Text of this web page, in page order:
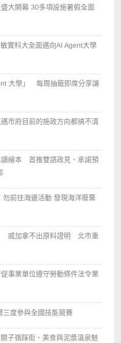
盛大開幕 30多項設施暑假全面
實科大全面邁向AI Agent大學
大學」 每周抽籤即席分享讓
市府目前的施政方向都搞不清
讀繪本 首推雙語政見、承諾預
勿前往海邊活動 發現海洋廢棄
威加拿不出原料證明 北市重
事業單位遵守勞動條件法令業
三度參與全國技能競賽
子嶺踩街、美食與泥漿溫泉魅